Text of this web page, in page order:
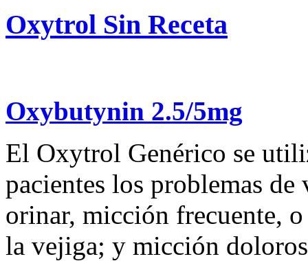
Oxytrol Sin Receta
Oxybutynin 2.5/5mg
El Oxytrol Genérico se
pacientes los problemas
orinar, micción frecuente,
la vejiga; y micción